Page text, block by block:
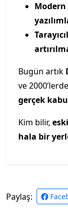
Bugün artık
ve
gerçek
Kim bilir,
hala bir
Paylaş: